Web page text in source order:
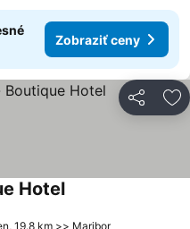
Zobraziť ceny
Zdieľať
HotelZobraziť ceny
19.8 km >> Maribor